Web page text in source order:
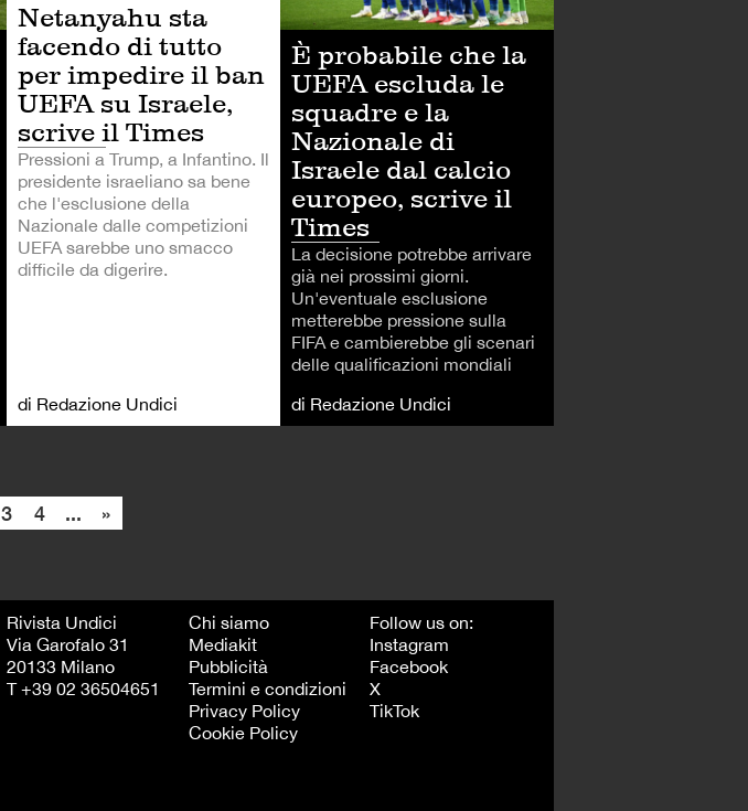
Netanyahu sta
facendo di tutto
per impedire il ban
UEFA su Israele,
scrive il Times
Pressioni a Trump, a Infantino. Il
presidente israeliano sa bene
che l'esclusione della
Nazionale dalle competizioni
UEFA sarebbe uno smacco
difficile da digerire.
di Redazione Undici
È probabile che la
UEFA escluda le
squadre e la
Nazionale di
Israele dal calcio
europeo, scrive il
Times
La decisione potrebbe arrivare
già nei prossimi giorni.
Un'eventuale esclusione
metterebbe pressione sulla
FIFA e cambierebbe gli scenari
delle qualificazioni mondiali
di Redazione Undici
3 4 ... »
Rivista Undici
Via Garofalo 31
20133 Milano
T +39 02 36504651
Chi siamo
Mediakit
Pubblicità
Termini e condizioni
Privacy Policy
Cookie Policy
Follow us on:
Instagram
Facebook
X
TikTok